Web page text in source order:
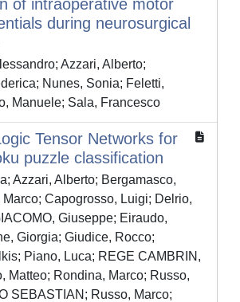
of intraoperative motor
during neurosurgical
Azzari, Alberto;
Nunes, Sonia; Feletti,
Manuele; Sala, Francesco
Tensor Networks for
puzzle classification
Azzari, Alberto; Bergamasco,
Marco; Capogrosso, Luigi; Delrio,
Giuseppe; Eiraudo,
Giorgia; Giudice, Rocco;
Piano, Luca; REGE CAMBRIN,
Matteo; Rondina, Marco; Russo,
SEBASTIAN; Russo, Marco;